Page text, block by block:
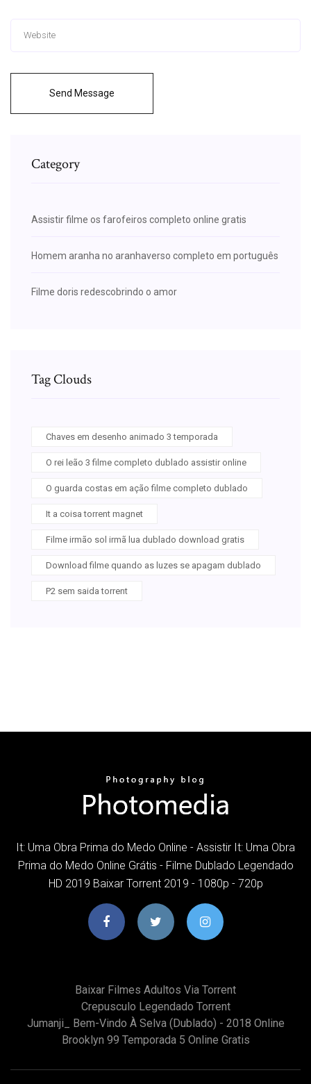
Send Message
Category
Assistir filme os farofeiros completo online gratis
Homem aranha no aranhaverso completo em português
Filme doris redescobrindo o amor
Tag Clouds
Chaves em desenho animado 3 temporada
O rei leão 3 filme completo dublado assistir online
O guarda costas em ação filme completo dublado
It a coisa torrent magnet
Filme irmão sol irmã lua dublado download gratis
Download filme quando as luzes se apagam dublado
P2 sem saida torrent
It: Uma Obra Prima do Medo Online - Assistir It: Uma Obra
Prima do Medo Online Grátis - Filme Dublado Legendado
HD 2019 Baixar Torrent 2019 - 1080p - 720p
Baixar Filmes Adultos Via Torrent
Crepusculo Legendado Torrent
Jumanji_ Bem-Vindo À Selva (dublado) - 2018 Online
Brooklyn 99 Temporada 5 Online Gratis